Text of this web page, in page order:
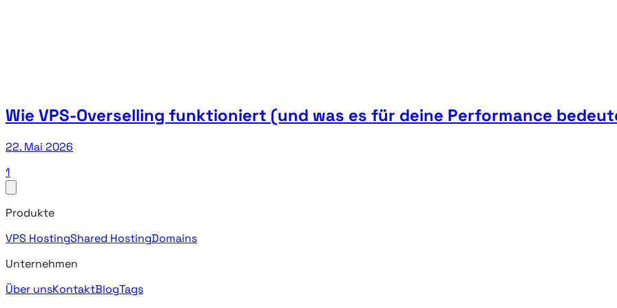
Wie VPS-Overselling funktioniert (und was es für deine Performance
22. Mai 2026
1
Produkte
VPS HostingShared HostingDomains
Unternehmen
Über unsKontaktBlogTags